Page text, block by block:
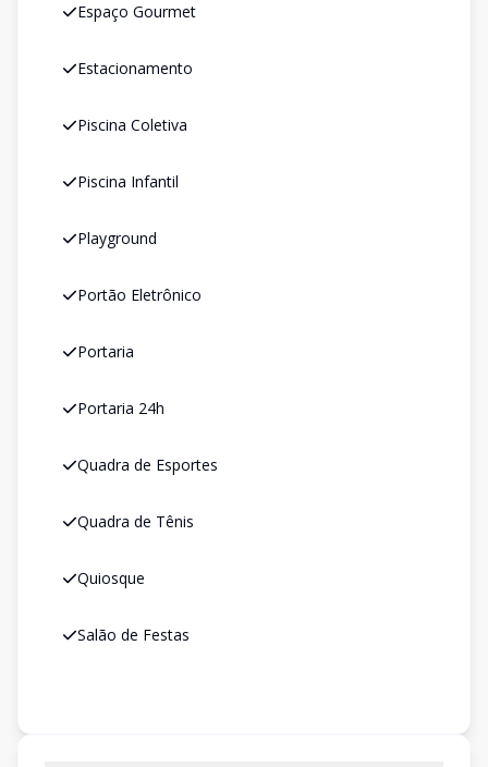
Espaço Gourmet
Estacionamento
Piscina Coletiva
Piscina Infantil
Playground
Portão Eletrônico
Portaria
Portaria 24h
Quadra de Esportes
Quadra de Tênis
Quiosque
Salão de Festas